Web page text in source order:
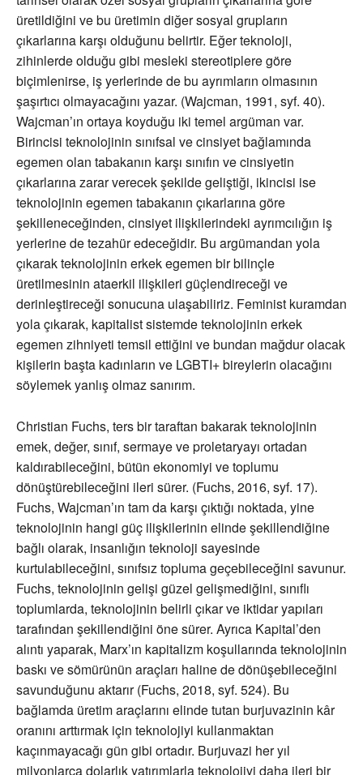
üretildiğini ve bu üretimin diğer sosyal grupların
çıkarlarına karşı olduğunu belirtir. Eğer teknoloji,
zihinlerde olduğu gibi mesleki stereotiplere göre
biçimlenirse, iş yerlerinde de bu ayrımların olmasının
şaşırtıcı olmayacağını yazar. (Wajcman, 1991, syf. 40).
Wajcman’ın ortaya koyduğu iki temel argüman var.
Birincisi teknolojinin sınıfsal ve cinsiyet bağlamında
egemen olan tabakanın karşı sınıfın ve cinsiyetin
çıkarlarına zarar verecek şekilde geliştiği, ikincisi ise
teknolojinin egemen tabakanın çıkarlarına göre
şekilleneceğinden, cinsiyet ilişkilerindeki ayrımcılığın iş
yerlerine de tezahür edeceğidir. Bu argümandan yola
çıkarak teknolojinin erkek egemen bir bilinçle
üretilmesinin ataerkil ilişkileri güçlendireceği ve
derinleştireceği sonucuna ulaşabiliriz. Feminist kuramdan
yola çıkarak, kapitalist sistemde teknolojinin erkek
egemen zihniyeti temsil ettiğini ve bundan mağdur olacak
kişilerin başta kadınların ve LGBTI+ bireylerin olacağını
söylemek yanlış olmaz sanırım.
Christian Fuchs, ters bir taraftan bakarak teknolojinin
emek, değer, sınıf, sermaye ve proletaryayı ortadan
kaldırabileceğini, bütün ekonomiyi ve toplumu
dönüştürebileceğini ileri sürer. (Fuchs, 2016, syf. 17).
Fuchs, Wajcman’ın tam da karşı çıktığı noktada, yine
teknolojinin hangi güç ilişkilerinin elinde şekillendiğine
bağlı olarak, insanlığın teknoloji sayesinde
kurtulabileceğini, sınıfsız topluma geçebileceğini savunur.
Fuchs, teknolojinin gelişi güzel gelişmediğini, sınıflı
toplumlarda, teknolojinin belirli çıkar ve iktidar yapıları
tarafından şekillendiğini öne sürer. Ayrıca Kapital’den
alıntı yaparak, Marx’ın kapitalizm koşullarında teknolojinin
baskı ve sömürünün araçları haline de dönüşebileceğini
savunduğunu aktarır (Fuchs, 2018, syf. 524). Bu
bağlamda üretim araçlarını elinde tutan burjuvazinin kâr
oranını arttırmak için teknolojiyi kullanmaktan
kaçınmayacağı gün gibi ortadır. Burjuvazi her yıl
milyonlarca dolarlık yatırımlarla teknolojiyi daha ileri bir